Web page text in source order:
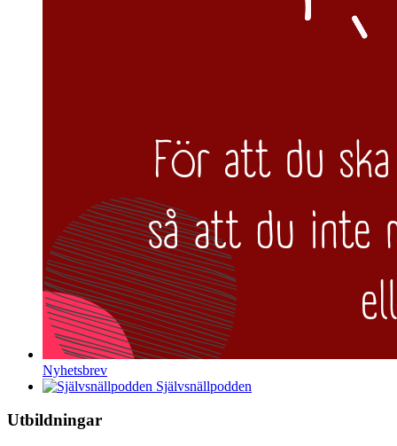
Nyhetsbrev
Självsnällpodden
Utbildningar